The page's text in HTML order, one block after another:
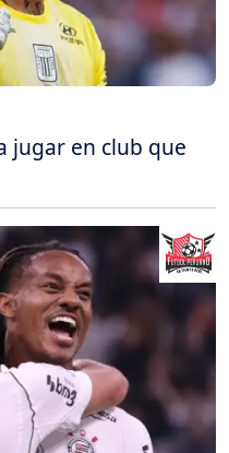
jugar en club que